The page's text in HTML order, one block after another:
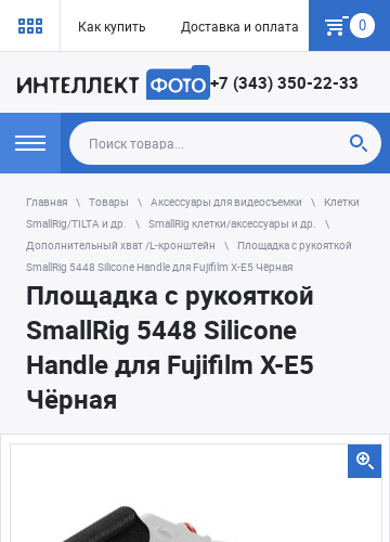
Как купить Доставка и оплата Гарантия
0
+7 (343) 350-22-33
Главная Товары Аксессуары для видеосъемки
Клетки
SmallRig/TILTA и др.
SmallRig клетки/аксессуары и др.
Дополнительный хват /L-кронштейн
Площадка с рукояткой
SmallRig 5448 Silicone Handle для Fujifilm X-E5 Чёрная
Площадка с рукояткой
SmallRig 5448 Silicone
Handle для Fujifilm X-E5
Чёрная